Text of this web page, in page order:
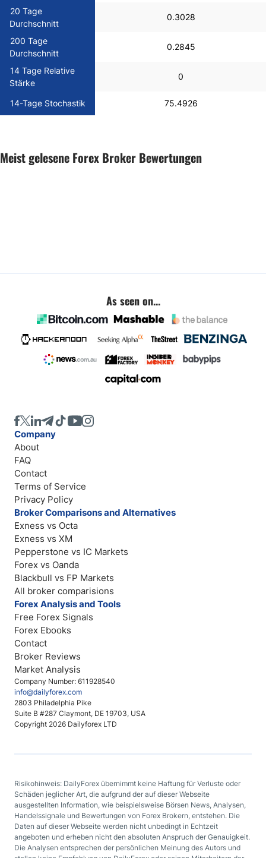
Indices
20 Tage
Durchschnitt
0.3028
200 Tage
Durchschnitt
0.2845
14 Tage Relative
Stärke
0
14-Tage Stochastik 75.4926
Meist gelesene Forex Broker Bewertungen
As seen on...
Company Number: 611928540
info@dailyforex.com
2803 Philadelphia Pike
Suite B #287 Claymont, DE 19703, USA
Copyright 2026 Dailyforex LTD
Company
About
FAQ
Contact
Terms of Service
Privacy Policy
Broker Comparisons and Alternatives
Exness vs Octa
Exness vs XM
Pepperstone vs IC Markets
Forex vs Oanda
Blackbull vs FP Markets
All broker comparisions
Forex Analysis and Tools
Free Forex Signals
Forex Ebooks
Contact
Broker Reviews
Market Analysis
Risikohinweis: DailyForex übernimmt keine Haftung für Verluste oder
Schäden jeglicher Art, die aufgrund der auf dieser Webseite
ausgestellten Information, wie beispielsweise Börsen News, Analysen,
Handelssignale und Bewertungen von Forex Brokern, entstehen. Die
Daten auf dieser Webseite werden nicht unbedingt in Echtzeit
angeboten und erheben nicht den absoluten Anspruch der Genauigkeit.
Die Analysen entsprechen der persönlichen Meinung des Autors und